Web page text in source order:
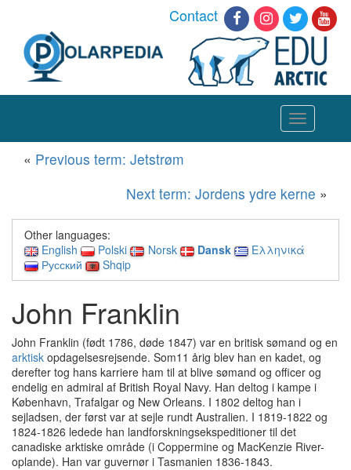
Contact
Toggle
navigation
« Previous term: Jetstrøm
Next term: Jordens ydre kerne »
Other languages:
English
Polski Norsk Dansk
Ελληνικά
Русский
Shqip
John Franklin
John Franklin (født 1786, døde 1847) var en britisk sømand og en
arktisk opdagelsesrejsende. Som11 årig blev han en kadet, og
derefter tog hans karriere ham til at blive sømand og officer og
endelig en admiral af British Royal Navy. Han deltog i kampe i
København, Trafalgar og New Orleans. I 1802 deltog han i
sejladsen, der først var at sejle rundt Australien. I 1819-1822 og
1824-1826 ledede han landforskningsekspeditioner til det
canadiske arktiske område (i Coppermine og MacKenzie River-
oplande). Han var guvernør i Tasmanien 1836-1843.